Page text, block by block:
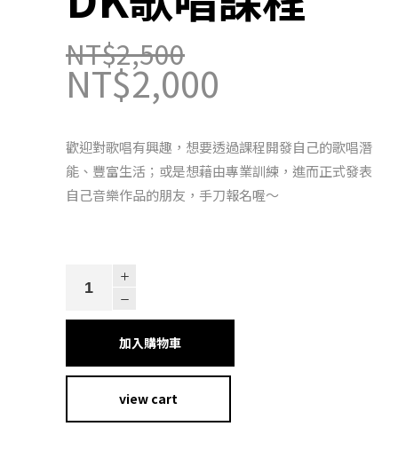
NT$2,500
原
格：
NT$2,500。
NT$2,000
前
價
格：
歡迎對歌唱有興趣，想要透過課程開發自己的歌唱潛
能、豐富生活；或是想藉由專業訓練，進而正式發表
自己音樂作品的朋友，手刀報名喔～
唱
程
加入購物車
view cart